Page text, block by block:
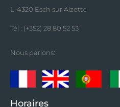
L-4320 Esch sur Alzette
Tél : (+352) 28 80 52 53
Nous parlons:
Horaires